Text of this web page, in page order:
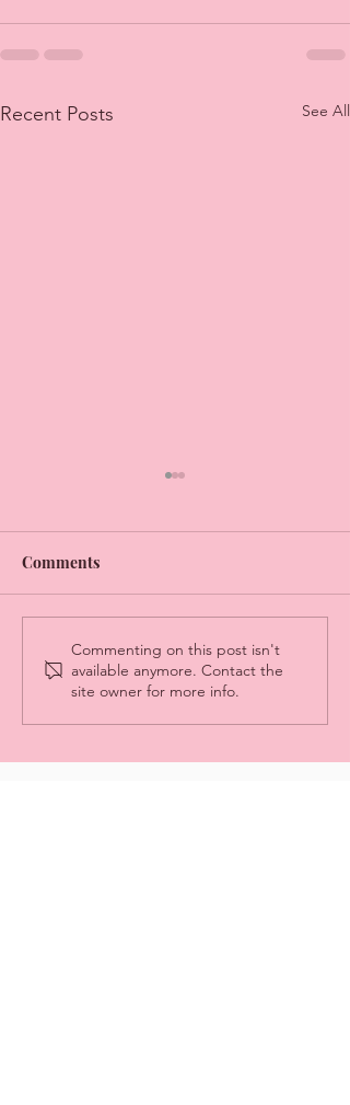
Recent Posts See All
I took a random bus and I
encourage you to do so
too! Here is why:
Comments
Commenting on this post isn't
available anymore. Contact the
site owner for more info.